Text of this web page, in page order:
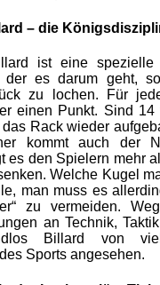
– die
ist eine spezielle
der es darum geht,
zu lochen. Für
einen Punkt. Sind
Rack wieder
kommt auch der
es den Spielern mehr
Welche Kugel
man muss es
zu vermeiden.
an Technik,
Billard von
Sports angesehen.